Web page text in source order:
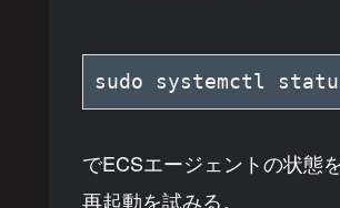
sudo systemctl
でECSエージェントの状態を
再起動を試みる。